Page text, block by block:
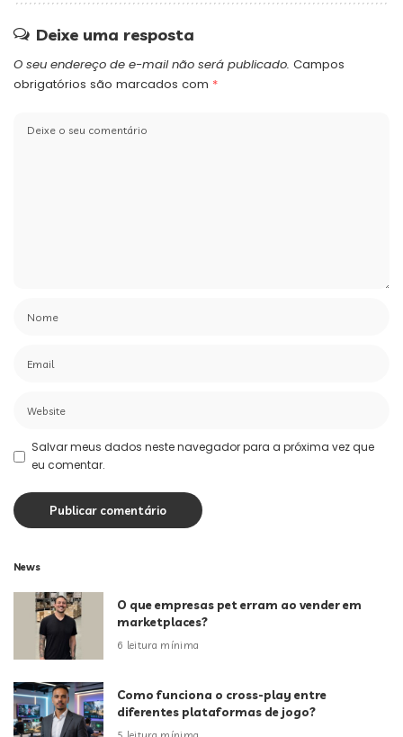
Deixe uma resposta
O seu endereço de e-mail não será publicado. Campos
obrigatórios são marcados com *
Salvar meus dados neste navegador para a próxima vez que
eu comentar.
News
O que empresas pet erram ao vender em
marketplaces?
6 leitura mínima
Como funciona o cross-play entre
diferentes plataformas de jogo?